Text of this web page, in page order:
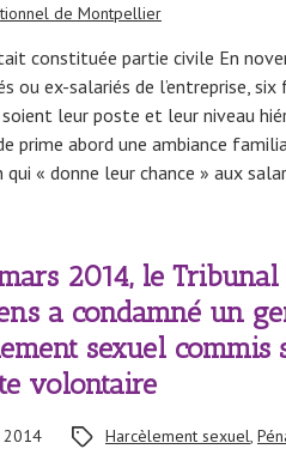
constituée partie civile En
ou ex-salariés de l’entreprise,
leur poste et leur niveau
prime abord une ambiance
« donne leur chance » aux
de Montpellier
2014, le
a condamné un
sexuel commis
volontaire
Harcèlement sexuel,